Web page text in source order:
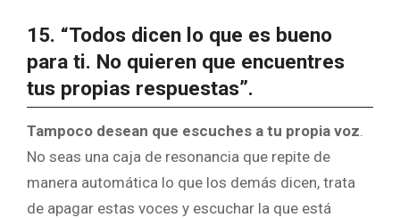
15. “Todos dicen lo que es bueno
para ti. No quieren que encuentres
tus propias respuestas”.
Tampoco desean que escuches a tu propia voz
No seas una caja de resonancia que repite de
manera automática lo que los demás dicen, trata
de apagar estas voces y escuchar la que está